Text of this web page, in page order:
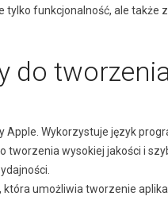
funkcjonalność, ale także
do
Wykorzystuje język
wysokiej jakości i
umożliwia tworzenie